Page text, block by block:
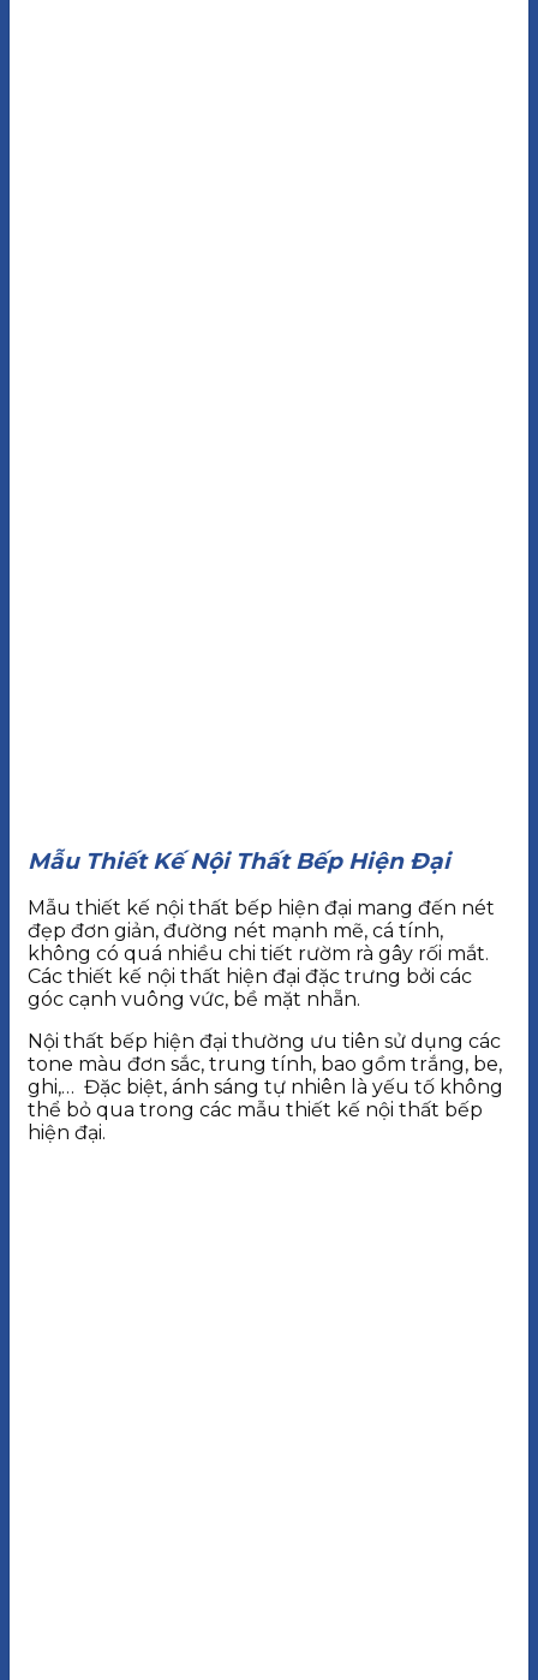
Mẫu Thiết Kế Nội Thất Bếp Hiện Đại
Mẫu thiết kế nội thất bếp hiện đại mang đến nét
đẹp đơn giản, đường nét mạnh mẽ, cá tính,
không có quá nhiều chi tiết rườm rà gây rối mắt.
Các thiết kế nội thất hiện đại đặc trưng bởi các
góc cạnh vuông vức, bề mặt nhẵn.
Nội thất bếp hiện đại thường ưu tiên sử dụng các
tone màu đơn sắc, trung tính, bao gồm trắng, be,
ghi,… Đặc biệt, ánh sáng tự nhiên là yếu tố không
thể bỏ qua trong các mẫu thiết kế nội thất bếp
hiện đại.